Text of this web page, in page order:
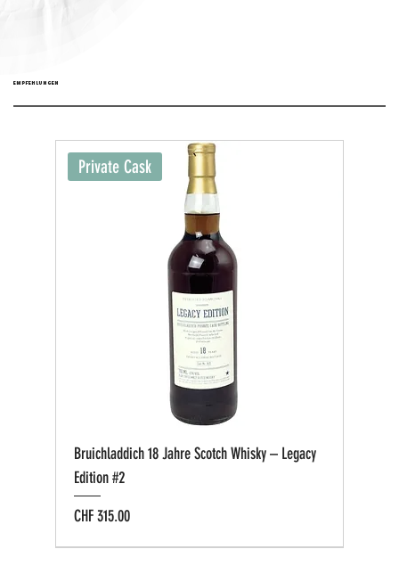
EMPFEHLUNGEN
Private Cask
Bruichladdich 18 Jahre Scotch Whisky – Legacy
Edition #2
Preis
CHF 315.00